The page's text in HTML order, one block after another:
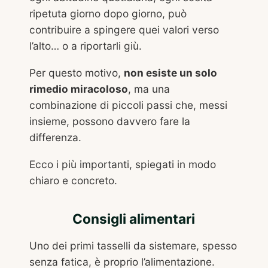
ripetuta giorno dopo giorno, può
contribuire a spingere quei valori verso
l’alto… o a riportarli giù.
Per questo motivo, non esiste un solo
rimedio miracoloso, ma una
combinazione di piccoli passi che, messi
insieme, possono davvero fare la
differenza.
Ecco i più importanti, spiegati in modo
chiaro e concreto.
Consigli alimentari
Uno dei primi tasselli da sistemare, spesso
senza fatica, è proprio l’alimentazione.